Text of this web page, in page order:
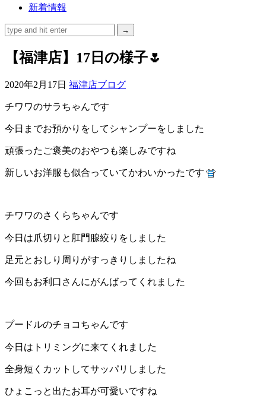
ド
ル
ェ
（福
岡
県
早
店
／
津
店）
｜
新着情報
【福津店】17日の様子🌷
2020年2月17日 福津店ブログ
チワワのサラちゃんです
今日までお預かりをしてシャンプーをしました
頑張ったご褒美のおやつも楽しみですね
新しいお洋服も似合っていてかわいかったです
チワワのさくらちゃんです
今日は爪切りと肛門腺絞りをしました
足元とおしり周りがすっきりしましたね
今回もお利口さんにがんばってくれました
プードルのチョコちゃんです
今日はトリミングに来てくれました
全身短くカットしてサッパリしました
ひょこっと出たお耳が可愛いですね